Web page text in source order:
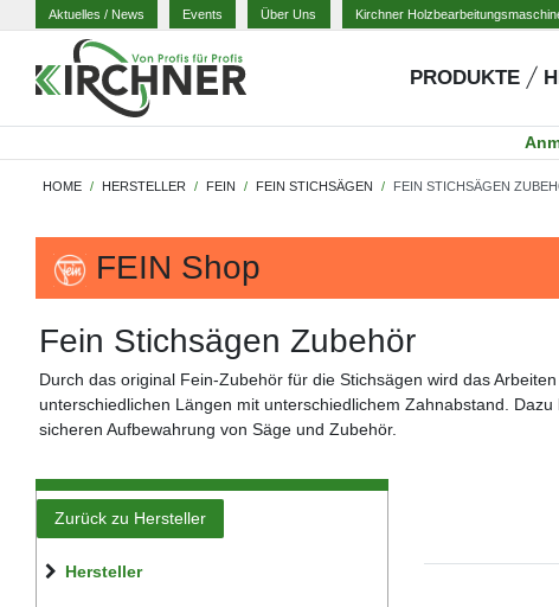
Aktuelles / News Events Über Uns Kirchner
PRODUKTE
HOME HERSTELLER FEIN FEIN STICHSÄGEN FEIN STICHSÄGEN
FEIN Shop
Fein Stichsägen Zubehör
Durch das original Fein-Zubehör für die Stichsägen wird das
unterschiedlichen Längen mit unterschiedlichem Zahnabstand.
sicheren Aufbewahrung von Säge und Zubehör.
Zurück zu Hersteller
Hersteller